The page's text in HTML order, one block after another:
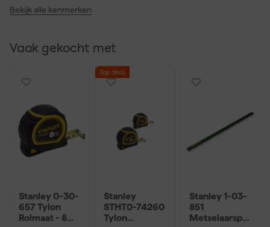
Bekijk alle kenmerken
Vaak gekocht met
Stanley 0-30-
657 Tylon
Rolmaat - 8m
Top deal
Stanley
STHT0-74260
Tylon
Stanley 1-03-
851
Metselaarspo